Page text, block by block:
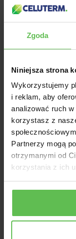
Zgoda
Niniejsza strona
Wykorzystujemy
i reklam, aby
analizować ruch
korzystasz z
Partnerzy mogą
otrzymanymi od
korzystania z ich
wiedzę z
wszystkim
KO
Firma klasy
audytowego i
Grzegorza a
to ciąg
Zdecydowanie
izolację pianą
Sylwia